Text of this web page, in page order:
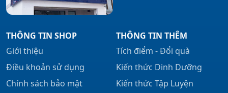
THÔNG TIN SHOP
Giới thiệu
Điều khoản sử dụng
Chính sách bảo mật
THÔNG TIN THÊM
Tích điểm - Đổi quà
Kiến thức Dinh Dưỡng
Kiến thức Tập Luyện